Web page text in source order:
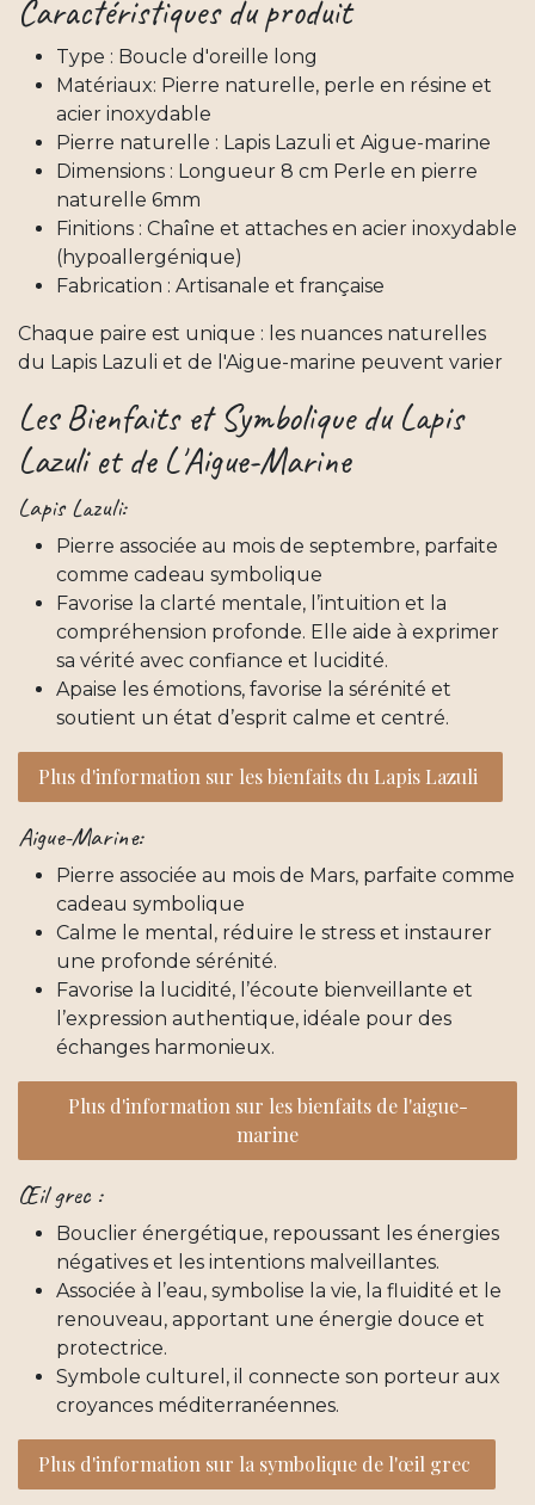
Caractéristiques du produit
Type : Boucle d'oreille long
Matériaux: Pierre naturelle, perle en résine et
acier inoxydable
Pierre naturelle : Lapis Lazuli et Aigue-marine
Dimensions : Longueur 8 cm Perle en pierre
naturelle 6mm
Finitions : Chaîne et attaches en acier inoxydable
(hypoallergénique)
Fabrication : Artisanale et française
Chaque paire est unique : les nuances naturelles
du Lapis Lazuli et de l'Aigue-marine peuvent varier
Les Bienfaits et Symbolique du Lapis
Lazuli et de L'Aigue-Marine
Lapis Lazuli:
Pierre associée au mois de septembre, parfaite
comme cadeau symbolique
Favorise la clarté mentale, l’intuition et la
compréhension profonde. Elle aide à exprimer
sa vérité avec confiance et lucidité.
Apaise les émotions, favorise la sérénité et
soutient un état d’esprit calme et centré.
Plus d'inform​​ation sur les bienfaits du Lapis Lazuli
Aigue-Marine:
Pierre associée au mois de Mars, parfaite comme
cadeau symbolique
Calme le mental, réduire le stress et instaurer
une profonde sérénité.
Favorise la lucidité, l’écoute bienveillante et
l’expression authentique, idéale pour des
échanges harmonieux.
Plus d'information sur les bienfaits de l'aigue-
marine
Œil grec :
Bouclier énergétique, repoussant les énergies
négatives et les intentions malveillantes.
Associée à l’eau, symbolise la vie, la fluidité et le
renouveau, apportant une énergie douce et
protectrice.
Symbole culturel, il connecte son porteur aux
croyances méditerranéennes.
Plus d'information sur la symbolique de l'œil grec